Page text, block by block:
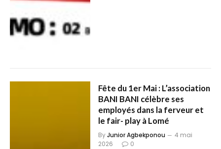
Fête du 1er Mai : L’association
BANI BANI célèbre ses
employés dans la ferveur et
le fair- play à Lomé
ByJunior Agbekponou
4 mai
2026
0